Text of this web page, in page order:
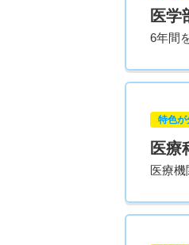
医学
6年間
特色が
医療
医療